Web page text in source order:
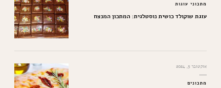
מתכוני עוגות
עוגת שוקולד כושית נוסטלגית: המתכון המנצח
אוקטובר 5, 2024
מתכונים